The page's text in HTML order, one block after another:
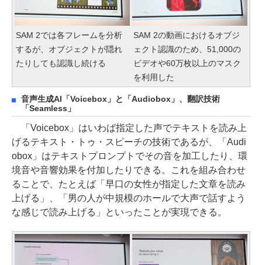
SAM 2では各フレームを分析
するが、オブジェクトが隠れ
たりしても認識し続ける
SAM 2の動画におけるオブジ
ェクト認識のため、51,000の
ビデオや60万枚以上のマスク
を利用した
音声生成AI「Voicebox」と「Audiobox」、翻訳技術
「Seamless」
「Voicebox」はいわば指定した声でテキストを読み上
げるテキスト・トゥ・スピーチの技術であるが、「Audi
obox」はテキストプロンプトでその音を加工したり、環
境音や音響効果を付加したりできる。これを組み合わせ
ることで、たとえば「早口の女性が指定した文章を読み
上げる」、「男の人が中規模のホールで大声で話すよう
な感じで読み上げる」といったことが実現できる。